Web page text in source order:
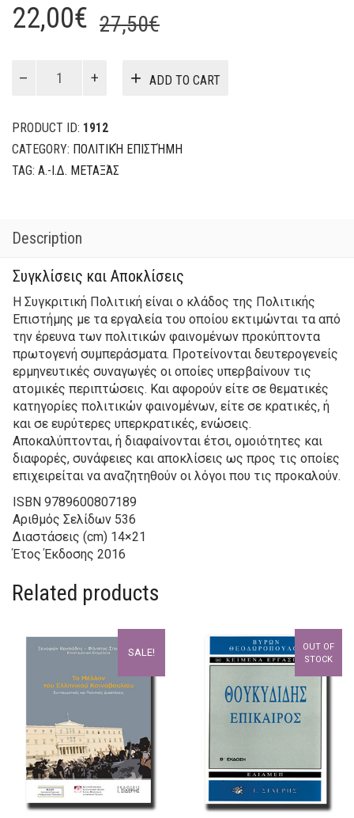
27,50€Original
was:
22,00€
Current
is:
ΠΟΛΙΤΙΚH
quantity
ADD TO CART
PRODUCT ID: 1912
CATEGORY: ΠΟΛΙΤΙΚΉ ΕΠΙΣΤΉΜΗ
TAG: Α.-Ι.Δ. ΜΕΤΑΞΆΣ
Description
Συγκλίσεις και Αποκλίσεις
Η Συγκριτική Πολιτική είναι ο κλάδος της Πολιτικής
Επιστήμης με τα εργαλεία του οποίου εκτιμώνται τα από
την έρευνα των πολιτικών φαινομένων προκύπτοντα
πρωτογενή συμπεράσματα. Προτείνονται δευτερογενείς
ερμηνευτικές συναγωγές οι οποίες υπερβαίνουν τις
ατομικές περιπτώσεις. Και αφορούν είτε σε θεματικές
κατηγορίες πολιτικών φαινομένων, είτε σε κρατικές, ή
και σε ευρύτερες υπερκρατικές, ενώσεις.
Αποκαλύπτονται, ή διαφαίνονται έτσι, ομοιότητες και
διαφορές, συνάφειες και αποκλίσεις ως προς τις οποίες
επιχειρείται να αναζητηθούν οι λόγοι που τις προκαλούν.
ISBN 9789600807189
Αριθμός Σελίδων 536
Διαστάσεις (cm) 14×21
Έτος Έκδοσης 2016
Related products
SALE!
OUT OF
STOCK